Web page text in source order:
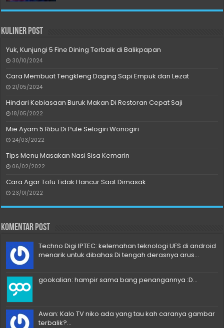
Kuliner Post
Yuk, Kunjungi 5 Fine Dining Terbaik di Balikpapan
30/10/2024
Cara Membuat Tengkleng Daging Sapi Empuk dan Lezat
21/05/2024
Hindari Kebiasaan Buruk Makan Di Restoran Cepat Saji
18/05/2022
Mie Ayam 5 Ribu Di Pule Selogiri Wonogiri
24/03/2022
Tips Menu Masakan Nasi Sisa Kemarin
06/02/2022
Cara Agar Tofu Tidak Hancur Saat Dimasak
23/01/2022
Komentar Post
Techno Digi IPTEC: kelemahan teknologi UFS di android
menarik untuk dibahas Di tengah derasnya arus...
gookalian: hampir sama bang penangannya :D...
Awan: Kalo TV niko ada yang tau kah caranya gambar
terbalik?...